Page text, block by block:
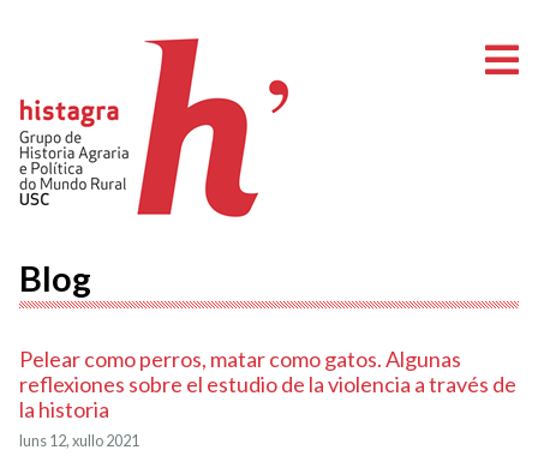
Blog
Pelear como perros, matar como gatos. Algunas
reflexiones sobre el estudio de la violencia a través de
la historia
luns 12, xullo 2021